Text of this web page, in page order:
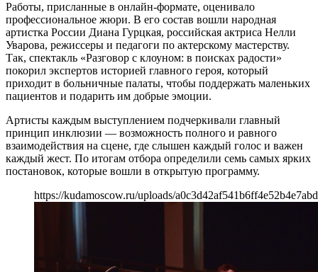
Работы, присланные в онлайн-формате, оценивало
профессиональное жюри. В его состав вошли народная
артистка России Диана Гурцкая, российская актриса Нелли
Уварова, режиссеры и педагоги по актерскому мастерству.
Так, спектакль «Разговор с клоуном: в поисках радости»
покорил экспертов историей главного героя, который
приходит в больничные палаты, чтобы поддержать маленьких
пациентов и подарить им добрые эмоции.
Артисты каждым выступлением подчеркивали главный
принцип инклюзии — возможность полного и равного
взаимодействия на сцене, где слышен каждый голос и важен
каждый жест. По итогам отбора определили семь самых ярких
постановок, которые вошли в открытую программу.
https://kudamoscow.ru/uploads/